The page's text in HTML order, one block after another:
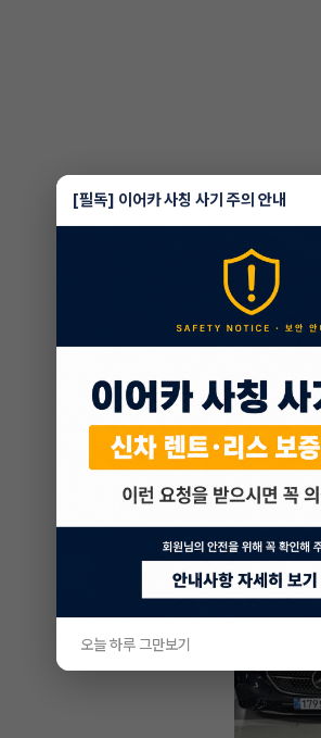
* 정확한 정
차량
경기 광
[필독] 이어카 사칭 사기 주의 안내
오늘 하루 그만보기